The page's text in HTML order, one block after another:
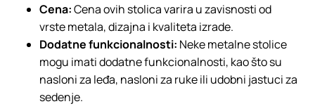
Cena:Cena ovih stolica varira u zavisnosti od
vrste metala, dizajna i kvaliteta izrade.
Dodatne funkcionalnosti: Neke metalne stolice
mogu imati dodatne funkcionalnosti, kao što su
nasloni za leđa, nasloni za ruke ili udobni jastuci za
sedenje.